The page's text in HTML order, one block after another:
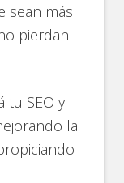
sean más
pierdan
tu SEO y
la